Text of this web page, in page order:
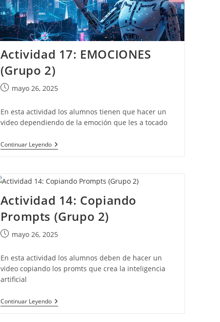
Actividad 17: EMOCIONES
(Grupo 2)
Publicación
la
entrada:
mayo 26, 2025
En esta actividad los alumnos tienen que hacer un
video dependiendo de la emoción que les a tocado
Continuar LeyendoActividad
17:
Actividad 14: Copiando
Prompts (Grupo 2)
Publicación
la
entrada:
mayo 26, 2025
En esta actividad los alumnos deben de hacer un
video copiando los promts que crea la inteligencia
artificial
Continuar LeyendoActividad
14: